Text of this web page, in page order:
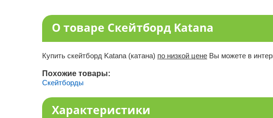
О товаре Скейтборд Katana
Купить скейтборд Katana (катана) по низкой цене Вы можете в
Похожие товары:
Скейтборды
Характеристики